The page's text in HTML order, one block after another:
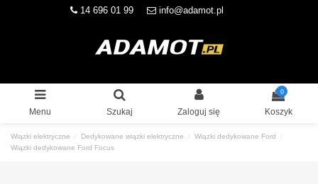
14 696 01 99 info@adamot.pl
Menu Szukaj Zaloguj się
0
Koszyk
Wiązki elektryczne Dedykowane wiązki elektryczne
Wiązki dedykowane Ford
Wiązki dedykowane Ford Focus